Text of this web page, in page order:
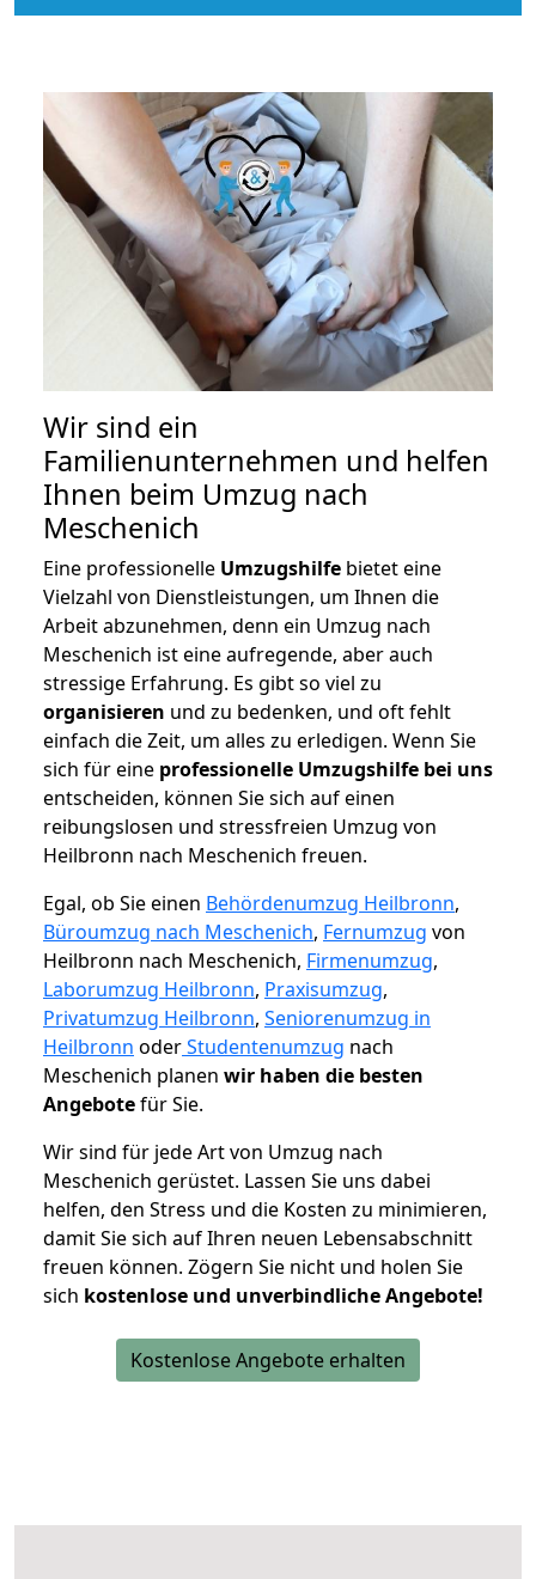
Wir sind ein
Familienunternehmen und helfen
Ihnen beim Umzug nach
Meschenich
Eine professionelle Umzugshilfe bietet eine
Vielzahl von Dienstleistungen, um Ihnen die
Arbeit abzunehmen, denn ein Umzug nach
Meschenich ist eine aufregende, aber auch
stressige Erfahrung. Es gibt so viel zu
organisieren und zu bedenken, und oft fehlt
einfach die Zeit, um alles zu erledigen. Wenn Sie
sich für eine professionelle Umzugshilfe bei uns
entscheiden, können Sie sich auf einen
reibungslosen und stressfreien Umzug von
Heilbronn nach Meschenich freuen.
Egal, ob Sie einen Behördenumzug Heilbronn,
Büroumzug nach Meschenich, Fernumzug von
Heilbronn nach Meschenich, Firmenumzug,
Laborumzug Heilbronn, Praxisumzug,
Privatumzug Heilbronn, Seniorenumzug in
Heilbronn oderStudentenumzug nach
Meschenich planen wir haben die besten
Angebotefür Sie.
Wir sind für jede Art von Umzug nach
Meschenich gerüstet. Lassen Sie uns dabei
helfen, den Stress und die Kosten zu minimieren,
damit Sie sich auf Ihren neuen Lebensabschnitt
freuen können. Zögern Sie nicht und holen Sie
sich kostenlose und unverbindliche Angebote!
Kostenlose Angebote erhalten